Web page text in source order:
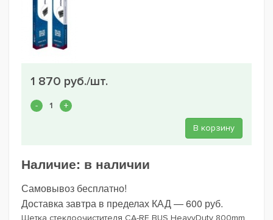
1 870 руб./шт.
В корзину
Наличие: в наличии
Самовывоз бесплатно!
Доставка завтра в пределах КАД — 600 руб.
Щетка стеклоочистителя CA-RE BUS HeavyDuty 800mm